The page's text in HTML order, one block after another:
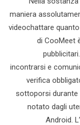
maniera
videochattare
di CooMeet
incontrarsi e
verifica
sottoporsi durante
notato dagli
Android.